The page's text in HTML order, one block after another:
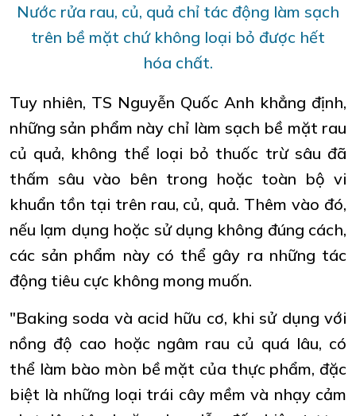
Nước rửa rau, củ, quả chỉ tác động làm sạch
trên bề mặt chứ không loại bỏ được hết
hóa chất.
Tuy nhiên, TS Nguyễn Quốc Anh khẳng định,
những sản phẩm này chỉ làm sạch bề mặt rau
củ quả, không thể loại bỏ thuốc trừ sâu đã
thấm sâu vào bên trong hoặc toàn bộ vi
khuẩn tồn tại trên rau, củ, quả. Thêm vào đó,
nếu lạm dụng hoặc sử dụng không đúng cách,
các sản phẩm này có thể gây ra những tác
động tiêu cực không mong muốn.
"Baking soda và acid hữu cơ, khi sử dụng với
nồng độ cao hoặc ngâm rau củ quá lâu, có
thể làm bào mòn bề mặt của thực phẩm, đặc
biệt là những loại trái cây mềm và nhạy cảm